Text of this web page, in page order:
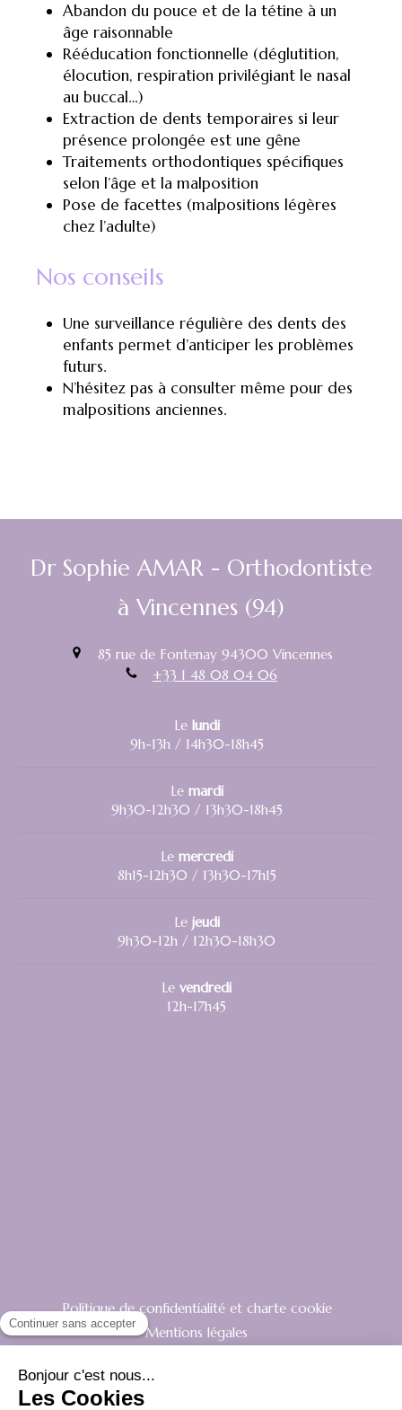
Abandon du pouce et de la tétine à un
âge raisonnable
Rééducation fonctionnelle (déglutition,
élocution, respiration privilégiant le nasal
au buccal…)
Extraction de dents temporaires si leur
présence prolongée est une gêne
Traitements orthodontiques spécifiques
selon l’âge et la malposition
Pose de facettes (malpositions légères
chez l’adulte)
Nos conseils
Une surveillance régulière des dents des
enfants permet d’anticiper les problèmes
futurs.
N’hésitez pas à consulter même pour des
malpositions anciennes.
Dr Sophie AMAR - Orthodontiste
à Vincennes (94)
85 rue de Fontenay 94300 Vincennes
+33 1 48 08 04 06
Le lundi
9h-13h / 14h30-18h45
Le mardi
9h30-12h30 / 13h30-18h45
Le mercredi
8h15-12h30 / 13h30-17h15
Le jeudi
9h30-12h / 12h30-18h30
Le vendredi
12h-17h45
Politique de confidentialité et charte cookie
Mentions légales
Charte déontologique